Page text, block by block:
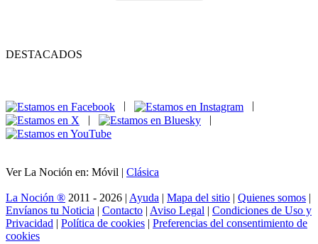
DESTACADOS
|
|
Ver La Noción en: Móvil | Clásica
La Noción ® 2011 - 2026 | Ayuda | Mapa del sitio | Quienes somos |
Envíanos tu Noticia | Contacto | Aviso Legal | Condiciones de Uso y
Privacidad | Política de cookies | Preferencias del consentimiento de
cookies